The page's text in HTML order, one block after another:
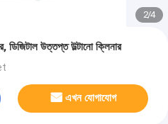
2/4
উত্তপ্ত উল্টানো ক্লিনার
এখন যোগাযোগ